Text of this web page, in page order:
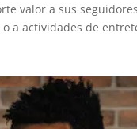
valor a sus
a actividades de